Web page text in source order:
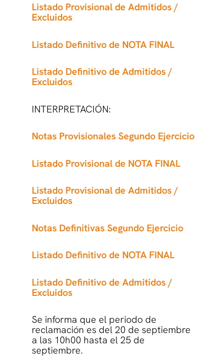
Listado Provisional de Admitidos /
Excluidos
Listado Definitivo de NOTA FINAL
Listado Definitivo de Admitidos /
Excluidos
INTERPRETACIÓN:
Notas Provisionales Segundo Ejercicio
Listado Provisional de NOTA FINAL
Listado Provisional de Admitidos /
Excluidos
Notas Definitivas Segundo Ejercicio
Listado Definitivo de NOTA FINAL
Listado Definitivo de Admitidos /
Excluidos
Se informa que el periodo de
reclamación es del 20 de septiembre
a las 10h00 hasta el 25 de
septiembre.